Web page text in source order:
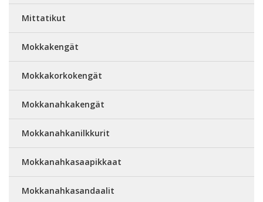
Mittatikut
Mokkakengät
Mokkakorkokengät
Mokkanahkakengät
Mokkanahkanilkkurit
Mokkanahkasaapikkaat
Mokkanahkasandaalit